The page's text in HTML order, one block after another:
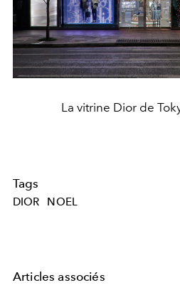
La vitrine Dior de
Tags
DIOR NOEL
Articles associés